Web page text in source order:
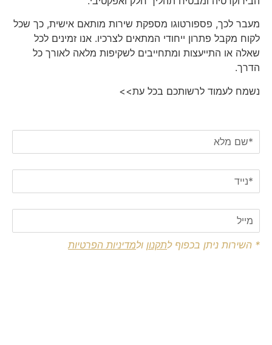
מעבר לכך, פספורטוגו מספקת שירות מותאם אישית, כך שכל
לקוח מקבל פתרון ייחודי המתאים לצרכיו. אנו זמינים לכל
שאלה או התייעצות ומתחייבים לשקיפות מלאה לאורך כל
הדרך.
נשמח לעמוד לרשותכם בכל עת>>
* השירות ניתן בכפוף לתקנון ולמדיניות הפרטיות